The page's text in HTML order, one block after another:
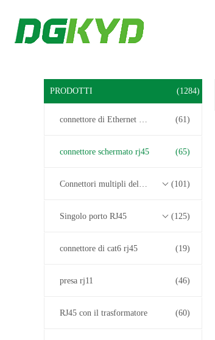
PRODOTTI (1284)
connettore di Ethernet rj45 (61)
connettore schermato rj45 (65)
Connettori multipli del porto RJ45 (101)
Singolo porto RJ45 (125)
connettore di cat6 rj45 (19)
presa rj11 (46)
RJ45 con il trasformatore (60)